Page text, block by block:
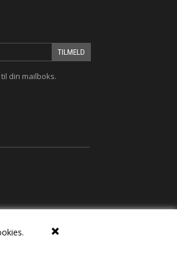
til din mailboks.